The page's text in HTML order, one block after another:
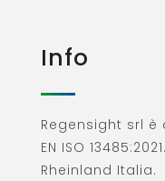
Info
Regensight srl è
EN ISO
Rheinland Italia.